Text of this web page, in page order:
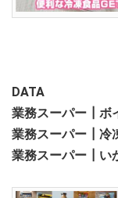
DATA
業務スーパー┃ボ
業務スーパー┃冷
業務スーパー┃い